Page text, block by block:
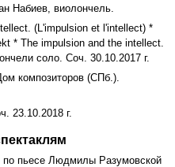
Набиев, виолончель.
(L'impulsion et l'intellect) *
* The impulsion and the intellect.
соло. Соч. 30.10.2017 г.
композиторов (СПб.).
23.10.2018 г.
пьесе Людмилы Разумовской